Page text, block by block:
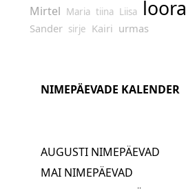
Mirtel Maria tiina Liisa loora
Sander sirje Kairi urmas
NIMEPÄEVADE KALENDER
AUGUSTI NIMEPÄEVAD
MAI NIMEPÄEVAD